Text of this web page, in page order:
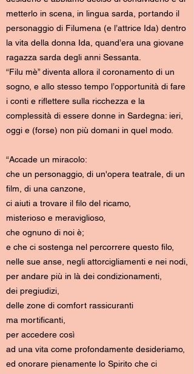
metterlo in scena, in lingua sarda, portando il
personaggio di Filumena (e l’attrice Ida) dentro
la vita della donna Ida, quand’era una giovane
ragazza sarda degli anni Sessanta.
“Filu mè” diventa allora il coronamento di un
sogno, e allo stesso tempo l’opportunità di fare
i conti e riflettere sulla ricchezza e la
complessità di essere donne in Sardegna: ieri,
oggi e (forse) non più domani in quel modo.
“Accade un miracolo:
che un personaggio, di un'opera teatrale, di un
film, di una canzone,
ci aiuti a trovare il filo del ricamo,
misterioso e meraviglioso,
che ognuno di noi è;
e che ci sostenga nel percorrere questo filo,
nelle sue anse, negli attorcigliamenti e nei nodi,
per andare più in là dei condizionamenti,
dei pregiudizi,
delle zone di comfort rassicuranti
ma mortificanti,
per accedere così
ad una vita come profondamente desideriamo,
ed onorare pienamente lo Spirito che ci